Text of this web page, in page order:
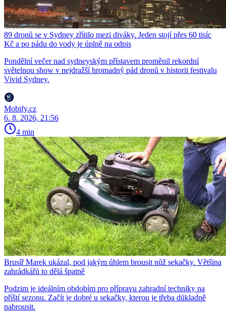
89 dronů se v Sydney zřítilo mezi diváky. Jeden stojí přes 60 tisíc
Kč a po pádu do vody je úplně na odpis
Pondělní večer nad sydneyským přístavem proměnil rekordní
světelnou show v nejdražší hromadný pád dronů v historii festivalu
Vivid Sydney.
Mobify.cz
6. 8. 2026, 21:56
4 min
Brusíř Marek ukázal, pod jakým úhlem brousit nůž sekačky. Většina
zahrádkářů to dělá špatně
Podzim je ideálním obdobím pro přípravu zahradní techniky na
příští sezonu. Začít je dobré u sekačky, kterou je třeba důkladně
nabrousit.